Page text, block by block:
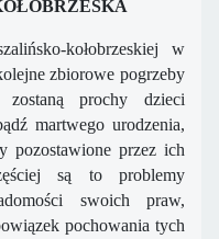
kołobrzeskiej w
zbiorowe pogrzeby
zostaną prochy dzieci
martwego urodzenia,
pozostawione przez ich
są to problemy
swoich praw,
pochowania tych